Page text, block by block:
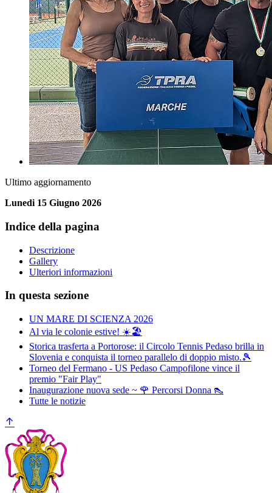
Ultimo aggiornamento
Lunedi 15 Giugno 2026
Indice della pagina
Descrizione
Gallery
Ulteriori informazioni
In questa sezione
UN MARE DI SCIENZA 2026
Al via le colonie estive! ☀️🏖️
Storica trasferta a Portorose: il Circolo Tennis Pedaso brilla in
Slovenia e conquista il torneo parallelo di doppio misto.🎾
Torneo del Fermano - US Pedaso Campofilone vince il
premio "Fair Play"
Inaugurazione nuova sede ~ 🌹 Percorsi Donna 👠
Tutte le notizie